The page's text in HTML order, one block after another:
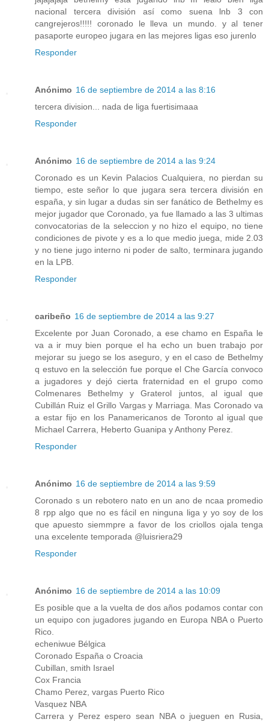
nacional tercera división así como suena lnb 3 con
cangrejeros!!!!! coronado le lleva un mundo. y al tener
pasaporte europeo jugara en las mejores ligas eso jurenlo
Responder
Anónimo 16 de septiembre de 2014 a las 8:16
tercera division... nada de liga fuertisimaaa
Responder
Anónimo 16 de septiembre de 2014 a las 9:24
Coronado es un Kevin Palacios Cualquiera, no pierdan su
tiempo, este señor lo que jugara sera tercera división en
españa, y sin lugar a dudas sin ser fanático de Bethelmy es
mejor jugador que Coronado, ya fue llamado a las 3 ultimas
convocatorias de la seleccion y no hizo el equipo, no tiene
condiciones de pivote y es a lo que medio juega, mide 2.03
y no tiene jugo interno ni poder de salto, terminara jugando
en la LPB.
Responder
caribeño 16 de septiembre de 2014 a las 9:27
Excelente por Juan Coronado, a ese chamo en España le
va a ir muy bien porque el ha echo un buen trabajo por
mejorar su juego se los aseguro, y en el caso de Bethelmy
q estuvo en la selección fue porque el Che García convoco
a jugadores y dejó cierta fraternidad en el grupo como
Colmenares Bethelmy y Graterol juntos, al igual que
Cubillán Ruiz el Grillo Vargas y Marriaga. Mas Coronado va
a estar fijo en los Panamericanos de Toronto al igual que
Michael Carrera, Heberto Guanipa y Anthony Perez.
Responder
Anónimo 16 de septiembre de 2014 a las 9:59
Coronado s un rebotero nato en un ano de ncaa promedio
8 rpp algo que no es fácil en ninguna liga y yo soy de los
que apuesto siemmpre a favor de los criollos ojala tenga
una excelente temporada @luisriera29
Responder
Anónimo 16 de septiembre de 2014 a las 10:09
Es posible que a la vuelta de dos años podamos contar con
un equipo con jugadores jugando en Europa NBA o Puerto
Rico.
echeniwue Bélgica
Coronado España o Croacia
Cubillan, smith Israel
Cox Francia
Chamo Perez, vargas Puerto Rico
Vasquez NBA
Carrera y Perez espero sean NBA o jueguen en Rusia,